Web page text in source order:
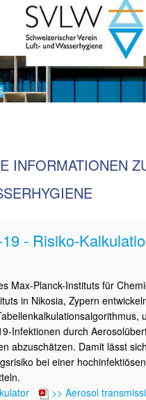
INFORMATIONEN
- Risiko-
Max-Planck-Instituts für
in Nikosia, Zypern
Infektionen durch
abzuschätzen. Damit lässt
bei einer
>> Aerosol